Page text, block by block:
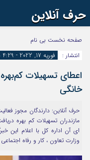
حرف آنلاین
اینستاگرام
آپارات
رمز عبور
مرا به خاطر بسپار
صفحه نخست بی نام
انتشار :
فوریه 17, 2022 - 4:29 ب.ظ
اعطای تسهیلات
خانگی
حرف آنلاین: دارندگان مجوز
مازندران تسهیلات کم بهره
ای آن اداره کل با اعلام این
وزارت تعاون ، کار و رفاه